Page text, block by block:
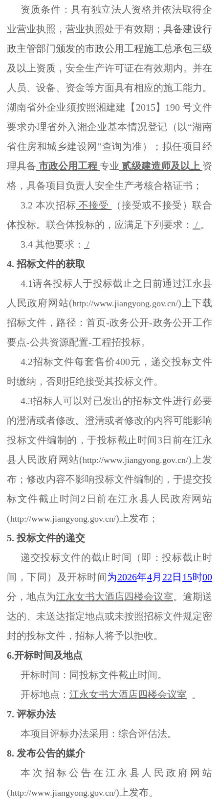
资质条件：具有独立法人资格并依法取得企
业营业执照，营业执照处于有效期； 具备建设行
政主管部门颁发的市政公用工程施工总承包三级
及以上资质， 安全生产许可证在有效期内。并在
人员、设备、资金等方面具有相应的施工能力。
湖南省外企业须按照湘建建【2015】190 号文件
要求办理省外入湘企业基本情况登记（以“湖南
省住房和城乡建设网”查询为准）；拟任项目经
理具备 市政公用工程 专业 贰级建造师及以上 资
格，具备项目负责人安全生产考核合格证书 ；
3.2 本次招标 不接受
（接受或不接受）联合
体投标。联合体投标的，应满足下列要求：
/ 。
3.4 其他要求：
/
4. 招标文件的获取
4.1请各投标人于投标截止之日前通过江永县
人民政府网站(http://www.jiangyong.gov.cn/)上下载
招标文件，路径：首页-政务公开-政务公开工作
要点-公共资源配置-工程招投标。
4.2招标文件每套售价400元，递交投标文件
时缴纳，否则拒绝接受其投标文件。
4.3招标人可以对已发出的招标文件进行必要
的澄清或者修改。澄清或者修改的内容可能影响
投标文件编制的，于投标截止时间3日前在江永
县人民政府网站(http://www.jiangyong.gov.cn/)上发
布；修改内容不影响投标文件编制的，于提交投
标文件截止时间2日前在江永县人民政府网站
(http://www.jiangyong.gov.cn/)上发布 ；
5. 投标文件的递交
递交投标文件的截止时间（即：投标截止时
间，下同）及开标时间为2026年4月 22 日 15时00
分 ，地点为江永女书大酒店四楼会议室。逾期送
达的、未送达指定地点或未按照招标文件规定密
封的投标文件，招标人将予以拒收。
6.开标时间及地点
开标时间：同投标文件截止时间。
开标地点： 江永女书大酒店四楼会议室 _。
7. 评标办法
本项目评标办法采用：综合评估法。
8. 发布公告的媒介
本次招标公告在 江永县人民政府网站
(http://www.jiangyong.gov.cn/) 上发布。